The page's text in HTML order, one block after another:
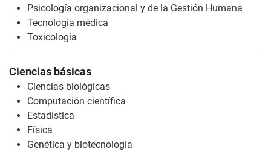
Psicología organizacional y de la Gestión Humana
Tecnología médica
Toxicología
Ciencias básicas
Ciencias biológicas
Computación científica
Estadística
Física
Genética y biotecnología